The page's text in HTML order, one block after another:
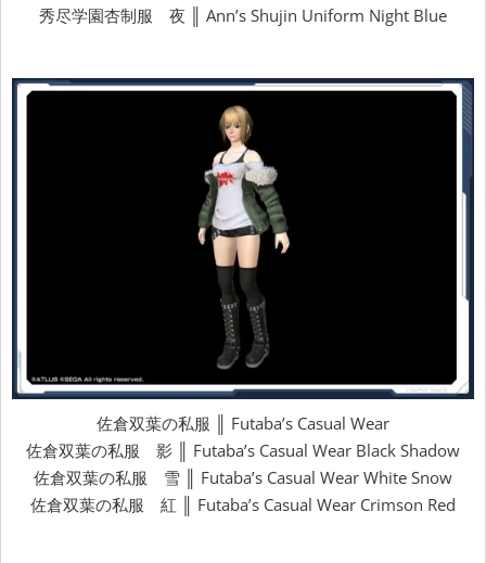
秀尽学園杏制服 夜 ║ Ann’s Shujin Uniform Night Blue
佐倉双葉の私服 ║ Futaba’s Casual Wear
佐倉双葉の私服 影 ║ Futaba’s Casual Wear Black Shadow
佐倉双葉の私服 雪 ║ Futaba’s Casual Wear White Snow
佐倉双葉の私服 紅 ║ Futaba’s Casual Wear Crimson Red